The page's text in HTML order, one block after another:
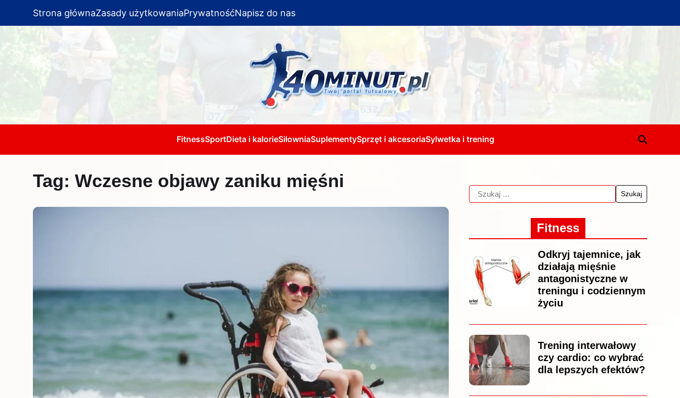
Strona głównaZasady użytkowaniaPrywatnośćNapisz do nas
FitnessSportDieta i kalorieSiłowniaSuplementySprzęt i akcesoriaSylwetka i trening
Tag: Wczesne objawy zaniku mięśni
Fitness
Odkryj tajemnice, jak
działają mięśnie
antagonistyczne w
treningu i codziennym
życiu
Trening interwałowy
czy cardio: co wybrać
dla lepszych efektów?